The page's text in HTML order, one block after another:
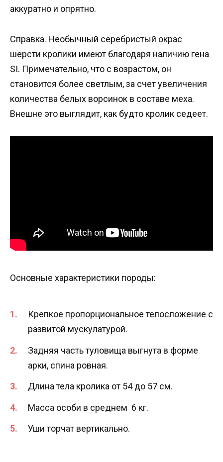
аккуратно и опрятно.
Справка. Необычный серебристый окрас
шерсти кролики имеют благодаря наличию гена
SI. Примечательно, что с возрастом, он
становится более светлым, за счет увеличения
количества белых ворсинок в составе меха.
Внешне это выглядит, как будто кролик седеет.
Основные характеристики породы:
Крепкое пропорциональное телосложение с
развитой мускулатурой.
Задняя часть туловища выгнута в форме
арки, спина ровная.
Длина тела кролика от 54 до 57 см.
Масса особи в среднем 6 кг.
Уши торчат вертикально.